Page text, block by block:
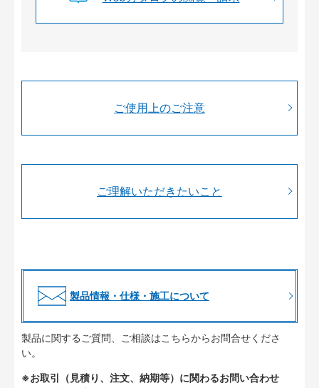
ご使用上のご注意
ご理解いただきたいこと
製品情報・仕様・施工について
製品に関するご質問、ご相談はこちらからお問合せくださ
い。
※お取引（見積り、注文、納期等）に関わるお問い合わせ